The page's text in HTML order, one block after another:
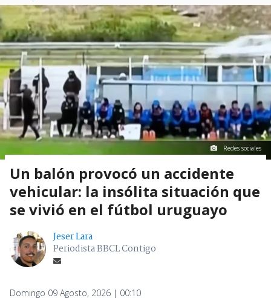
Redes sociales
Un balón provocó un accidente
vehicular: la insólita situación que
se vivió en el fútbol uruguayo
Jeser Lara
Periodista BBCL Contigo
Domingo 09 Agosto, 2026 | 00:10